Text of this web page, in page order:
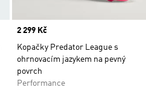
Price
2 299 Kč
Kopačky Predator League s
ohrnovacím jazykem na pevný
povrch
Performance